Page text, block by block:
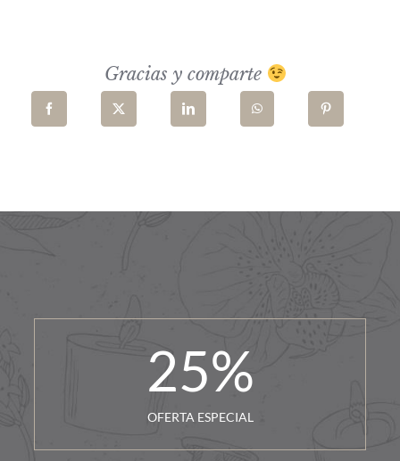
Gracias y comparte
25%
OFERTA ESPECIAL